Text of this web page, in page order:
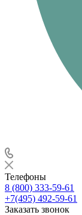
Телефоны
8 (800) 333-59-61
+7(495) 492-59-61
Заказать звонок